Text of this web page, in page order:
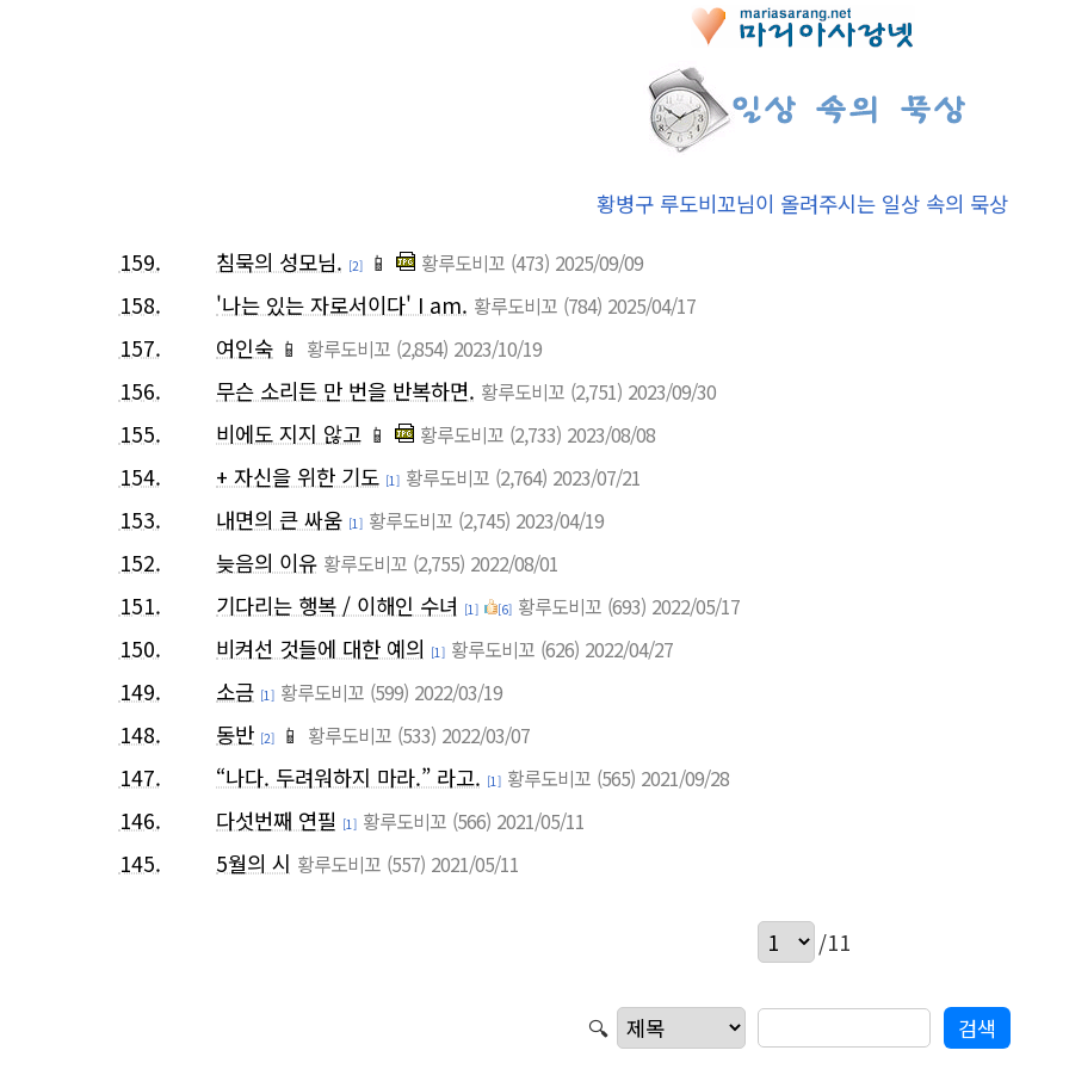
황병구 루도비꼬님이 올려주시는 일상 속의 묵상
159.
침묵의 성모님. [2] 📱 황루도비꼬 (473) 2025/09/09
158. '나는 있는 자로서이다' I am. 황루도비꼬 (784) 2025/04/17
157. 여인숙 📱 황루도비꼬 (2,854) 2023/10/19
156. 무슨 소리든 만 번을 반복하면. 황루도비꼬 (2,751) 2023/09/30
155. 비에도 지지 않고 📱 황루도비꼬 (2,733) 2023/08/08
154. + 자신을 위한 기도 [1] 황루도비꼬 (2,764) 2023/07/21
153. 내면의 큰 싸움 [1] 황루도비꼬 (2,745) 2023/04/19
152. 늦음의 이유 황루도비꼬 (2,755) 2022/08/01
151. 기다리는 행복 / 이해인 수녀 [1] [6] 황루도비꼬 (693) 2022/05/17
150. 비켜선 것들에 대한 예의 [1] 황루도비꼬 (626) 2022/04/27
149. 소금 [1] 황루도비꼬 (599) 2022/03/19
148. 동반 [2] 📱 황루도비꼬 (533) 2022/03/07
147. “나다. 두려워하지 마라.” 라고. [1] 황루도비꼬 (565) 2021/09/28
146. 다섯번째 연필 [1] 황루도비꼬 (566) 2021/05/11
145. 5월의 시 황루도비꼬 (557) 2021/05/11
/11
🔍